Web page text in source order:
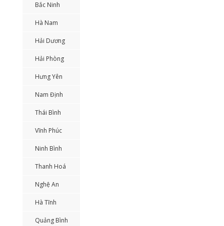
Bắc Ninh
Hà Nam
Hải Dương
Hải Phòng
Hưng Yên
Nam Định
Thái Bình
Vĩnh Phúc
Ninh Bình
Thanh Hoá
Nghệ An
Hà Tĩnh
Quảng Bình